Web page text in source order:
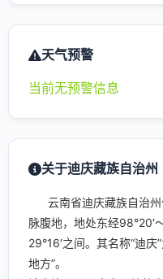
15°
1-3
16°
1-3
天气预警
当前无预警信息
关于迪庆藏族自治州
云南省迪庆藏族自治州
脉腹地，地处东经98°20′
29°16′之间。其名称“迪
地方”。